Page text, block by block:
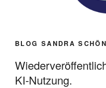
BLOG SANDRA SCHÖN
KI-Nutzung.